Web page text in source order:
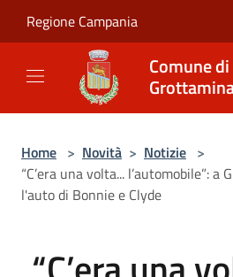
Regione Campania
Comune di
Home > Novità > Notizie >
“C’era una volta... l’automobile”:
l'auto di Bonnie e Clyde